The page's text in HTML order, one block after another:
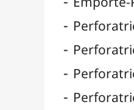
Masques
Massicots & Lames
Oeillets & Rivets
Petites Pinces
Plantes & Jardin